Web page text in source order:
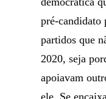
pré-candidato
partidos que
2020, seja
apoiavam
ele. Se